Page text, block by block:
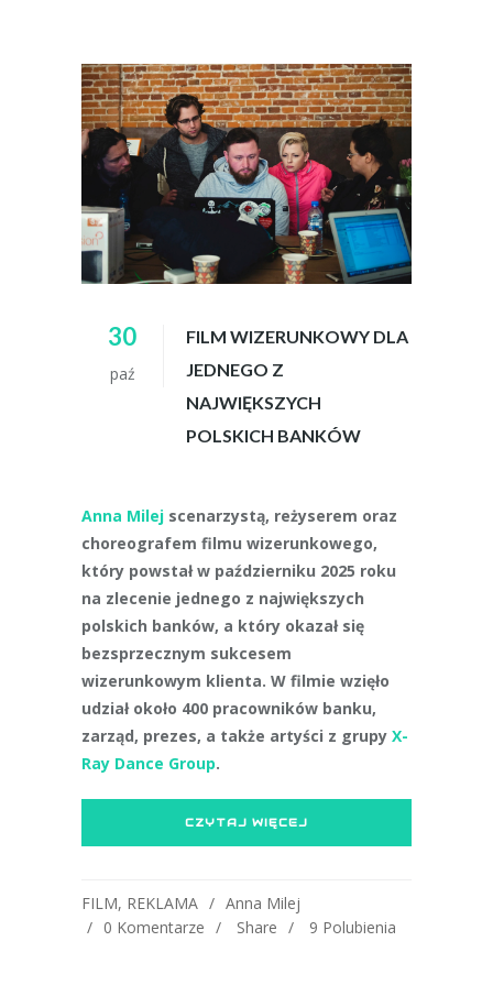
30
paź
FILM WIZERUNKOWY DLA
JEDNEGO Z
NAJWIĘKSZYCH
POLSKICH BANKÓW
Anna Milej scenarzystą, reżyserem oraz
choreografem filmu wizerunkowego,
który powstał w październiku 2025 roku
na zlecenie jednego z największych
polskich banków, a który okazał się
bezsprzecznym sukcesem
wizerunkowym klienta. W filmie wzięło
udział około 400 pracowników banku,
zarząd, prezes, a także artyści z grupy X-
Ray Dance Group.
CZYTAJ WIĘCEJ
FILM, REKLAMA
Anna Milej
0 Komentarze
Share 9 Polubienia